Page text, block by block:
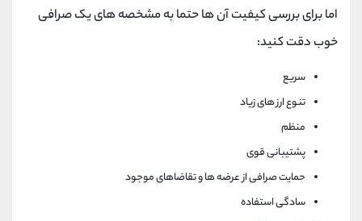
اما برای بررسی کیفیت آن ها حتما به مشخصه های یک صرافی
خوب دقت کنید:
سریع
تنوع ارز های زیاد
منظم
پشتیبانی قوی
حمایت صرافی از عرضه ها و تقاضاهای موجود
سادگی استفاده